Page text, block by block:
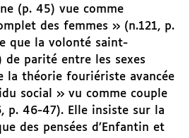
(p. 45) vue comme
des femmes » (n.121, p.
que la volonté saint-
de parité entre les sexes
la théorie fouriériste avancée
social » vu comme couple
p. 46-47). Elle insiste sur la
des pensées d’Enfantin et